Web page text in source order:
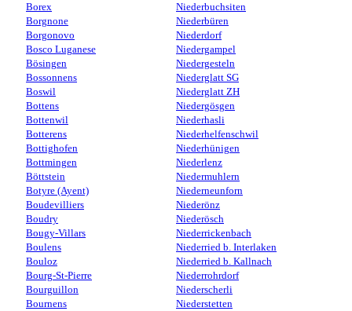
Borex
Borgnone
Borgonovo
Bosco Luganese
Bösingen
Bossonnens
Boswil
Bottens
Bottenwil
Botterens
Bottighofen
Bottmingen
Böttstein
Botyre (Ayent)
Boudevilliers
Boudry
Bougy-Villars
Boulens
Bouloz
Bourg-St-Pierre
Bourguillon
Bournens
Niederbuchsiten
Niederbüren
Niederdorf
Niedergampel
Niedergesteln
Niederglatt SG
Niederglatt ZH
Niedergösgen
Niederhasli
Niederhelfenschwil
Niederhünigen
Niederlenz
Niedermuhlern
Niederneunforn
Niederönz
Niederösch
Niederrickenbach
Niederried b. Interlaken
Niederried b. Kallnach
Niederrohrdorf
Niederscherli
Niederstetten